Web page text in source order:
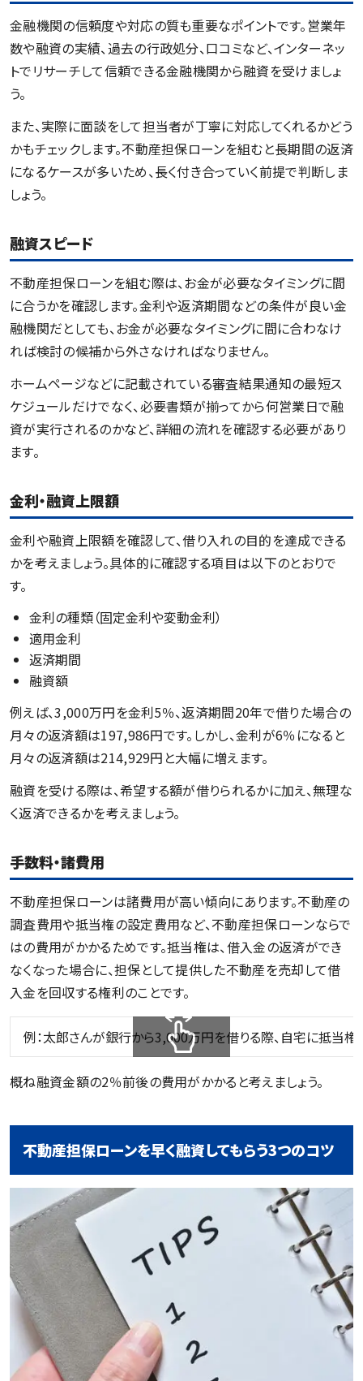
金融機関の信頼度や対応の質も重要なポイントです。営業年
数や融資の実績、過去の行政処分、口コミなど、インターネッ
トでリサーチして信頼できる金融機関から融資を受けましょ
う。
また、実際に面談をして担当者が丁寧に対応してくれるかどう
かもチェックします。不動産担保ローンを組むと長期間の返済
になるケースが多いため、長く付き合っていく前提で判断しま
しょう。
融資スピード
不動産担保ローンを組む際は、お金が必要なタイミングに間
に合うかを確認します。金利や返済期間などの条件が良い金
融機関だとしても、お金が必要なタイミングに間に合わなけ
れば検討の候補から外さなければなりません。
ホームページなどに記載されている審査結果通知の最短ス
ケジュールだけでなく、必要書類が揃ってから何営業日で融
資が実行されるのかなど、詳細の流れを確認する必要があり
ます。
金利・融資上限額
金利や融資上限額を確認して、借り入れの目的を達成できる
かを考えましょう。具体的に確認する項目は以下のとおりで
す。
金利の種類（固定金利や変動金利）
適用金利
返済期間
融資額
例えば、3,000万円を金利5％、返済期間20年で借りた場合の
月々の返済額は197,986円です。しかし、金利が6％になると
月々の返済額は214,929円と大幅に増えます。
融資を受ける際は、希望する額が借りられるかに加え、無理な
く返済できるかを考えましょう。
手数料・諸費用
不動産担保ローンは諸費用が高い傾向にあります。不動産の
調査費用や抵当権の設定費用など、不動産担保ローンならで
はの費用がかかるためです。抵当権は、借入金の返済ができ
なくなった場合に、担保として提供した不動産を売却して借
入金を回収する権利のことです。
例：太郎さんが銀行から3,000万円を借りる際、自宅に抵当権
概ね融資金額の2％前後の費用がかかると考えましょう。
不動産担保ローンを早く融資してもらう3つのコツ